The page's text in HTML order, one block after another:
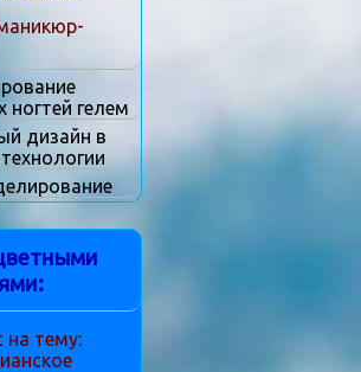
ногтей гелем
дизайн в
на тему: